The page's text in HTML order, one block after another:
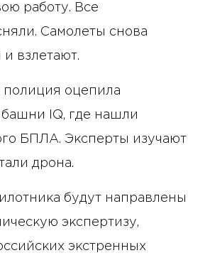
работу. Все
Самолеты снова
взлетают.
полиция оцепила
IQ, где нашли
БПЛА. Эксперты изучают
дрона.
будут направлены
экспертизу,
экстренных